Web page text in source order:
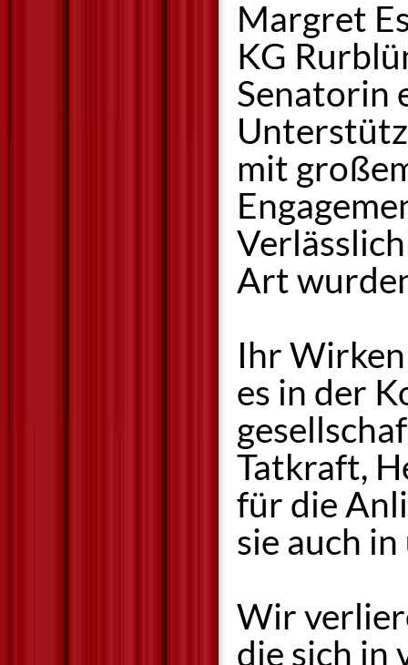
Margret
KG
Senatorin
mit
Art
Ihr
es in der
Tatkraft,
für die
sie auch
Wir
die sich in